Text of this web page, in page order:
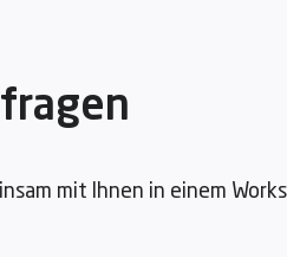
mit Ihnen in einem